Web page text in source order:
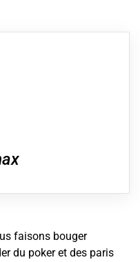
faisons bouger
du poker et des paris